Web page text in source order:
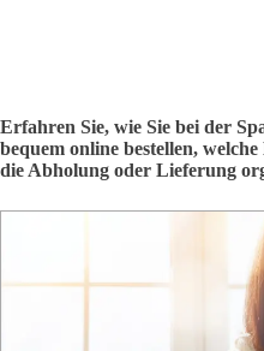
Erfahren Sie, wie Sie bei der
bequem online bestellen,
die Abholung oder Lieferung